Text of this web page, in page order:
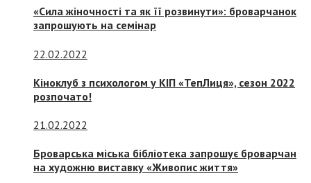
«Сила жіночності та як її розвинути»: броварчанок
запрошують на семінар
22.02.2022
Кіноклуб з психологом у КІП «ТепЛиця», сезон 2022
розпочато!
21.02.2022
Броварська міська бібліотека запрошує броварчан
на художню виставку «Живопис життя»